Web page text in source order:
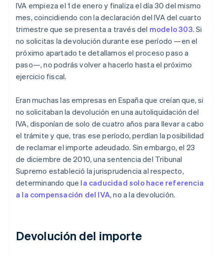
IVA empieza el 1 de enero y finaliza el día 30 del mismo
mes, coincidiendo con la declaración del IVA del cuarto
trimestre que se presenta a través del modelo 303. Si
no solicitas la devolución durante ese período —en el
próximo apartado te detallamos el proceso paso a
paso—, no podrás volver a hacerlo hasta el próximo
ejercicio fiscal.
Eran muchas las empresas en España que creían que, si
no solicitaban la devolución en una autoliquidación del
IVA, disponían de solo de cuatro años para llevar a cabo
el trámite y que, tras ese período, perdían la posibilidad
de reclamar el importe adeudado. Sin embargo, el 23
de diciembre de 2010, una sentencia del Tribunal
Supremo estableció la jurisprudencia al respecto,
determinando que la caducidad solo hace referencia
a la compensación del IVA, no a la devolución.
Devolución del importe